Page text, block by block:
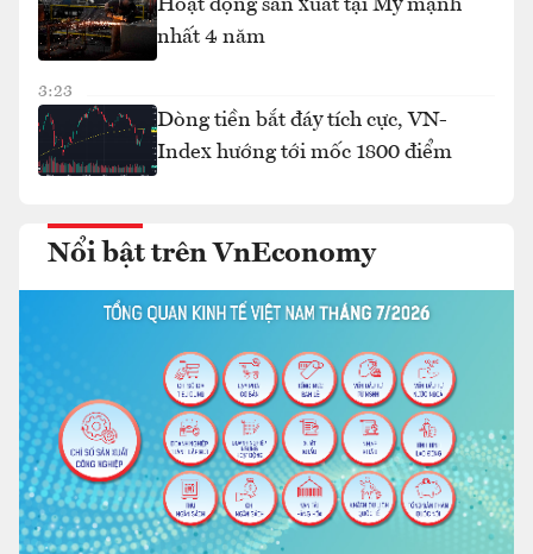
Hoạt động sản xuất tại Mỹ mạnh
nhất 4 năm
3:23
Dòng tiền bắt đáy tích cực, VN-
Index hướng tới mốc 1800 điểm
Nổi bật trên VnEconomy